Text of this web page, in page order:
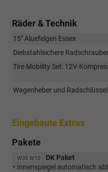
Räder & Technik
15" Aluefelgen Essex
Diebstahlsichere
Tire Mobility Set: 12V-
Wagenheber und Radschlüssel
Eingebaute Extras
Pakete
W35 W10
DK Paket
• Innenspiegel automatisch